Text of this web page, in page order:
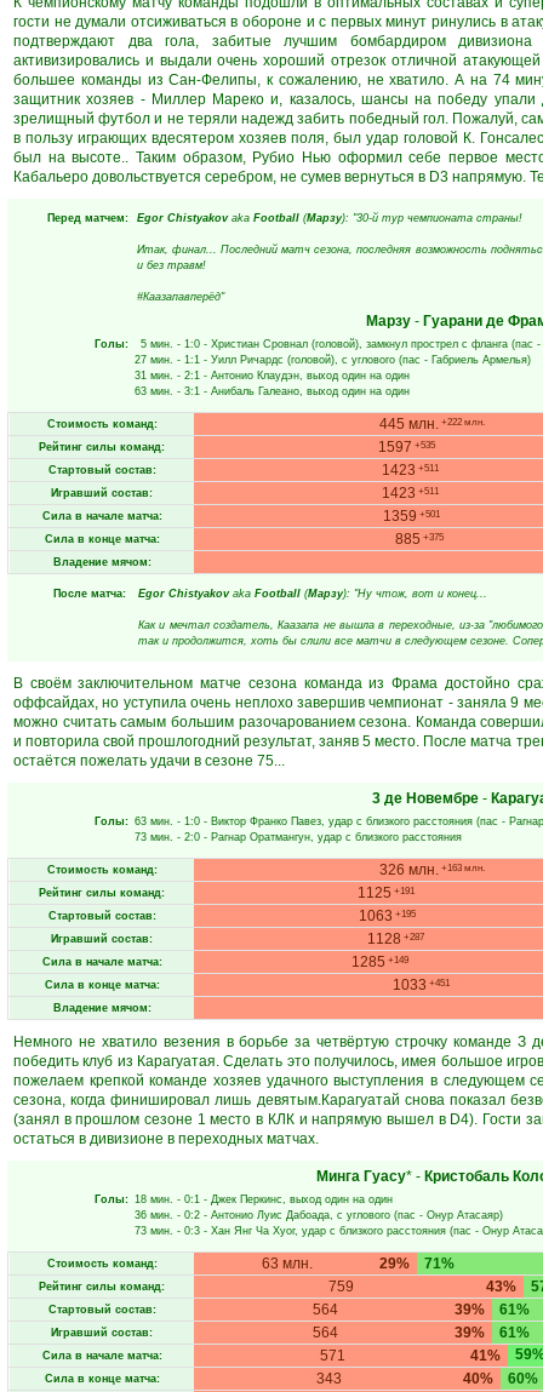
гости не думали отсиживаться в обороне и с первых минут ринулись в
подтверждают два гола, забитые лучшим бомбардиром
активизировались и выдали очень хороший отрезок отличной
большее команды из Сан-Фелипы, к сожалению, не хватило. А на 74
защитник хозяев - Миллер Мареко и, казалось, шансы на победу
зрелищный футбол и не теряли надежд забить победный гол. Пожалуй,
в пользу играющих вдесятером хозяев поля, был удар головой К.
был на высоте.. Таким образом, Рубио Нью оформил себе первое
Кабальеро довольствуется серебром, не сумев вернуться в D3 напрямую.
Перед матчем: Egor Chistyakov aka Football (Марзу): "30-й тур чемпионата страны!
Итак, финал... Последний матч сезона, последняя возможность
и без травм!
#Каазапавперёд"
Марзу- Гуарани де
Голы: 5 мин. - 1:0 - Христиан Сровнал (головой), замкнул прострел с фланга (пас -
27 мин. - 1:1 - Уилл Ричардс (головой), с углового (пас - Габриель Армелья)
31 мин. - 2:1 - Антонио Клаудэн, выход один на один
63 мин. - 3:1 - Анибаль Галеано, выход один на один
Стоимость команд: 445 млн. +222 млн.
Рейтинг силы команд: 1597 +535
Стартовый состав: 1423 +511
Игравший состав: 1423 +511
Сила в начале матча: 1359 +501
Сила в конце матча: 885 +375
Владение мячом:
После матча: Egor Chistyakov aka Football (Марзу): "Ну чтож, вот и конец...
Как и мечтал создатель, Каазапа не вышла в переходные, из-за
так и продолжится, хоть бы слили все матчи в следующем сезоне.
В своём заключительном матче сезона команда из Фрама достойно
оффсайдах, но уступила очень неплохо завершив чемпионат - заняла 9
можно считать самым большим разочарованием сезона. Команда
и повторила свой прошлогодний результат, заняв 5 место. После матча
остаётся пожелать удачи в сезоне 75...
3 де Новембре -
Голы: 63 мин. - 1:0 - Виктор Франко Павез, удар с близкого расстояния (пас -
73 мин. - 2:0 - Рагнар Оратмангун, удар с близкого расстояния
Стоимость команд: 326 млн. +163 млн.
Рейтинг силы команд: 1125 +191
Стартовый состав: 1063 +195
Игравший состав: 1128 +287
Сила в начале матча: 1285 +149
Сила в конце матча: 1033 +451
Владение мячом:
Немного не хватило везения в борьбе за четвёртую строчку команде
победить клуб из Карагуатая. Сделать это получилось, имея большое
пожелаем крепкой команде хозяев удачного выступления в следующем
сезона, когда финишировал лишь девятым.Карагуатай снова показал
(занял в прошлом сезоне 1 место в КЛК и напрямую вышел в D4). Гости
остаться в дивизионе в переходных матчах.
Минга Гуасу* - Кристобаль
Голы: 18 мин. - 0:1 - Джек Перкинс, выход один на один
36 мин. - 0:2 - Антонио Луис Дабоада, с углового (пас - Онур Атасаяр)
73 мин. - 0:3 - Хан Янг Ча Хуог, удар с близкого расстояния (пас - Онур
Стоимость команд: 29%
63 млн. 71%
Рейтинг силы команд: 43%
759
Стартовый состав: 39%
564 61%
Игравший состав: 39%
564 61%
Сила в начале матча: 41%
571
Сила в конце матча: 40%
343 60%